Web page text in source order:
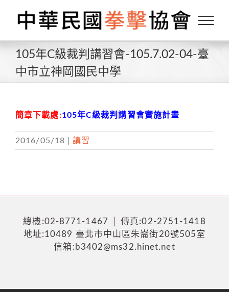
content
105年C級裁判講習會-105.7.02-04-臺
中市立神岡國民中學
簡章下載處:105年C級裁判講習會實施計畫
2016/05/18 講習
總機:02-8771-1467 │ 傳真:02-2751-1418
地址:10489 臺北市中山區朱崙街20號505室
信箱:b3402@ms32.hinet.net